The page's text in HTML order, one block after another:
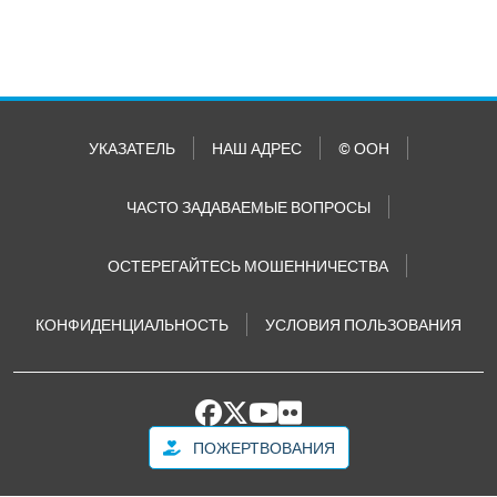
УКАЗАТЕЛЬ НАШ АДРЕС © ООН
ЧАСТО ЗАДАВАЕМЫЕ ВОПРОСЫ
ОСТЕРЕГАЙТЕСЬ МОШЕННИЧЕСТВА
КОНФИДЕНЦИАЛЬНОСТЬ УСЛОВИЯ ПОЛЬЗОВАНИЯ
ПОЖЕРТВОВАНИЯ